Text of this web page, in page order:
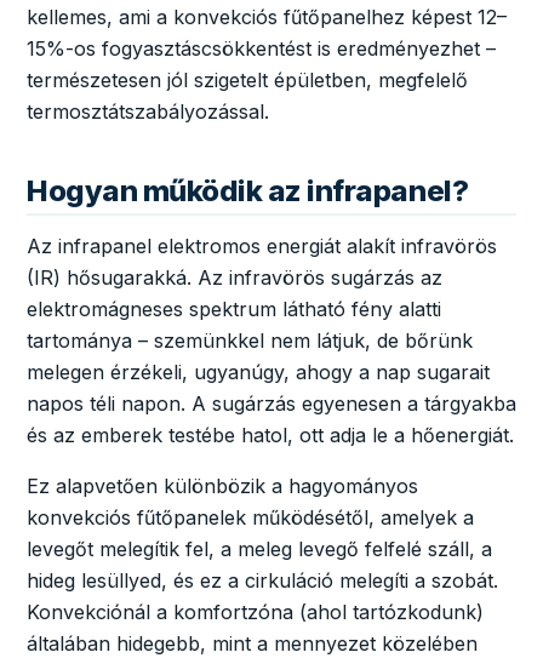
kellemes, ami a konvekciós fűtőpanelhez képest 12–
15%-os fogyasztáscsökkentést is eredményezhet –
természetesen jól szigetelt épületben, megfelelő
termosztátszabályozással.
Hogyan működik az infrapanel?
Az infrapanel elektromos energiát alakít infravörös
(IR) hősugarakká. Az infravörös sugárzás az
elektromágneses spektrum látható fény alatti
tartománya – szemünkkel nem látjuk, de bőrünk
melegen érzékeli, ugyanúgy, ahogy a nap sugarait
napos téli napon. A sugárzás egyenesen a tárgyakba
és az emberek testébe hatol, ott adja le a hőenergiát.
Ez alapvetően különbözik a hagyományos
konvekciós fűtőpanelek működésétől, amelyek a
levegőt melegítik fel, a meleg levegő felfelé száll, a
hideg lesüllyed, és ez a cirkuláció melegíti a szobát.
Konvekciónál a komfortzóna (ahol tartózkodunk)
általában hidegebb, mint a mennyezet közelében